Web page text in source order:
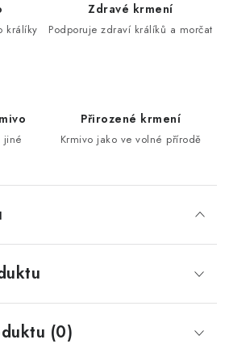
králíky
Zdravé krmení
Podporuje zdraví králíků a morčat
jiné
Přirozené krmení
Krmivo jako ve volné přírodě
(0)